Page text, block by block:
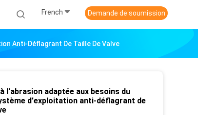
French Demande de soumission
Anti-Déflagrant De Taille De Valve
l'abrasion adaptée aux besoins du
d'exploitation anti-déflagrant de